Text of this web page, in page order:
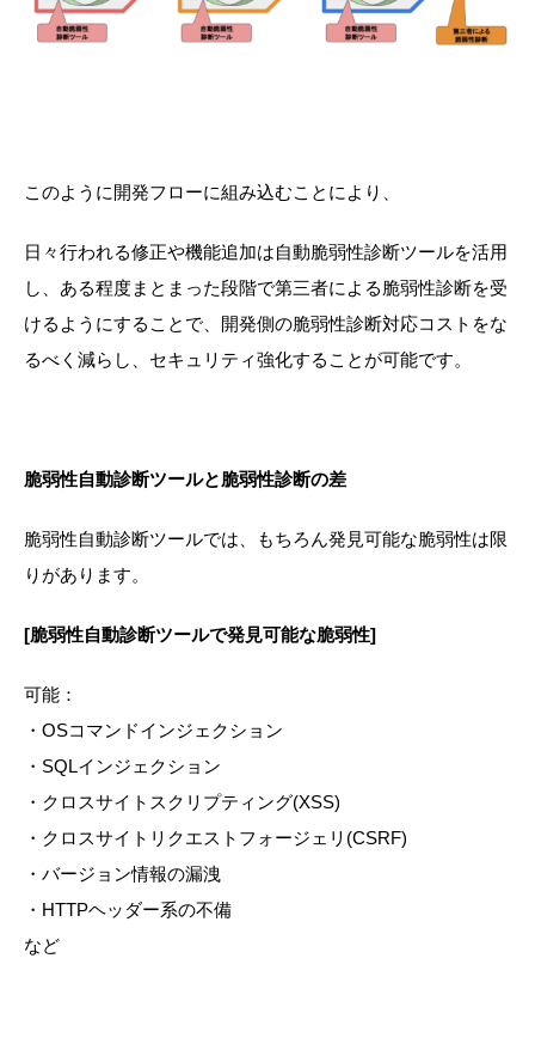
このように開発フローに組み込むことにより、
日々行われる修正や機能追加は自動脆弱性診断ツールを活用
し、ある程度まとまった段階で第三者による脆弱性診断を受
けるようにすることで、開発側の脆弱性診断対応コストをな
るべく減らし、セキュリティ強化することが可能です。
脆弱性自動診断ツールと脆弱性診断の差
脆弱性自動診断ツールでは、もちろん発見可能な脆弱性は限
りがあります。
[脆弱性自動診断ツールで発見可能な脆弱性]
可能：
・OSコマンドインジェクション
・SQLインジェクション
・クロスサイトスクリプティング(XSS)
・クロスサイトリクエストフォージェリ(CSRF)
・バージョン情報の漏洩
・HTTPヘッダー系の不備
など